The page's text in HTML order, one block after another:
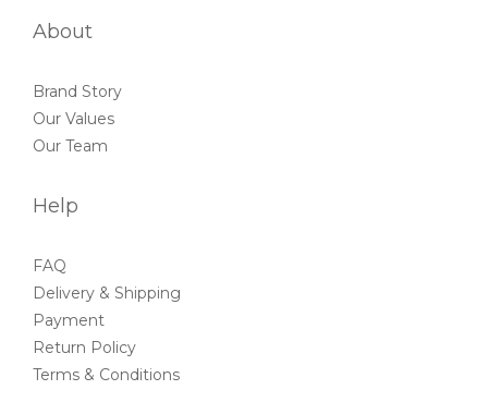
About
Brand Story
Our Values
Our Team
Help
FAQ
Delivery & Shipping
Payment
Return Policy
Terms & Conditions